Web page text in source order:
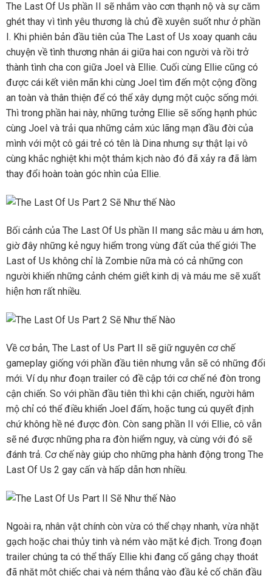
The Last Of Us phần II sẽ nhắm vào cơn thạnh nộ và sự căm
ghét thay vì tình yêu thương là chủ đề xuyên suốt như ở phần
I. Khi phiên bản đầu tiên của The Last of Us xoay quanh câu
chuyện về tình thương nhân ái giữa hai con người và rồi trở
thành tình cha con giữa Joel và Ellie. Cuối cùng Ellie cũng có
được cái kết viên mãn khi cùng Joel tìm đến một cộng đồng
an toàn và thân thiện để có thể xây dựng một cuộc sống mới.
Thì trong phần hai này, những tưởng Ellie sẽ sống hạnh phúc
cùng Joel và trải qua những cảm xúc lãng mạn đầu đời của
mình với một cô gái trẻ có tên là Dina nhưng sự thật lại vô
cùng khắc nghiệt khi một thảm kịch nào đó đã xảy ra đã làm
thay đổi hoàn toàn góc nhìn của Ellie.
Bối cảnh của The Last Of Us phần II mang sắc màu u ám hơn,
giờ đây những kẻ nguy hiểm trong vùng đất của thế giới The
Last of Us không chỉ là Zombie nữa mà có cả những con
người khiến những cảnh chém giết kinh dị và máu me sẽ xuất
hiện hơn rất nhiều.
Về cơ bản, The Last of Us Part II sẽ giữ nguyên cơ chế
gameplay giống với phần đầu tiên nhưng vẫn sẽ có những đổi
mới. Ví dụ như đoạn trailer có đề cập tới cơ chế né đòn trong
cận chiến. So với phần đầu tiên thì khi cận chiến, người hâm
mộ chỉ có thể điều khiển Joel đấm, hoặc tung cú quyết định
chứ không hề né được đòn. Còn sang phần II với Ellie, cô vẫn
sẽ né được những pha ra đòn hiểm nguy, và cùng với đó sẽ
đánh trả. Cơ chế này giúp cho những pha hành động trong The
Last Of Us 2 gay cấn và hấp dẫn hơn nhiều.
Ngoài ra, nhân vật chính còn vừa có thể chạy nhanh, vừa nhặt
gạch hoặc chai thủy tinh và ném vào mặt kẻ địch. Trong đoạn
trailer chúng ta có thể thấy Ellie khi đang cố gắng chạy thoát
đã nhặt một chiếc chai và ném thẳng vào đầu kẻ cố chặn đầu